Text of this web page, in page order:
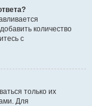
количество
с
только их
Для